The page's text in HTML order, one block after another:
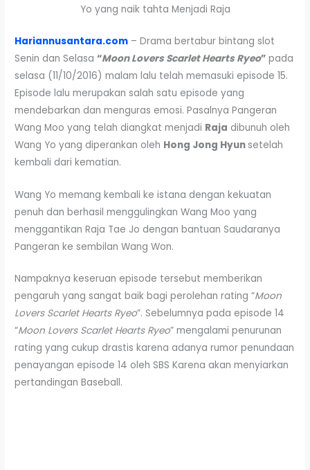
Yo yang naik tahta Menjadi Raja
Hariannusantara.com – Drama bertabur bintang slot
Senin dan Selasa“Moon Lovers Scarlet Hearts Ryeo” pada
selasa (11/10/2016) malam lalu telah memasuki episode 15.
Episode lalu merupakan salah satu episode yang
mendebarkan dan menguras emosi. Pasalnya Pangeran
Wang Moo yang telah diangkat menjadi Raja dibunuh oleh
Wang Yo yang diperankan oleh Hong Jong Hyun setelah
kembali dari kematian.
Wang Yo memang kembali ke istana dengan kekuatan
penuh dan berhasil menggulingkan Wang Moo yang
menggantikan Raja Tae Jo dengan bantuan Saudaranya
Pangeran ke sembilan Wang Won.
Nampaknya keseruan episode tersebut memberikan
pengaruh yang sangat baik bagi perolehan rating “Moon
Lovers Scarlet Hearts Ryeo”. Sebelumnya pada episode 14
“Moon Lovers Scarlet Hearts Ryeo” mengalami penurunan
rating yang cukup drastis karena adanya rumor penundaan
penayangan episode 14 oleh SBS Karena akan menyiarkan
pertandingan Baseball.